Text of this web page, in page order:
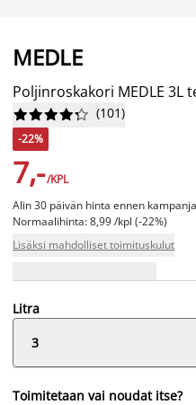
MEDLE
Poljinroskakori MEDLE 3L





 (101)
-22%
7,-/KPL
Alin 30 päivän hinta ennen
Normaalihinta: 8,99 /kpl (-22%)
Lisäksi mahdolliset toimituskulut
Litra
3
Toimitetaan vai noudat itse?